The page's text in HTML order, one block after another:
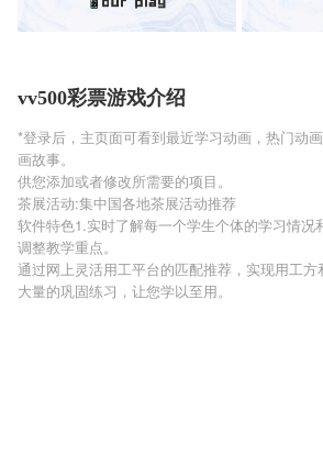
vv500彩票游戏介绍
*登录后，主页面可看到最近学习动画，热门动
画故事。
供您添加或者修改所需要的项目。
茶展活动:集中国各地茶展活动推荐
软件特色1.实时了解每一个学生个体的学习情况
调整教学重点。
通过网上灵活用工平台的匹配推荐，实现用工方
大量的巩固练习，让您学以至用。